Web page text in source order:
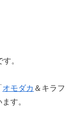
。
オモダカ ＆キラフ
す。